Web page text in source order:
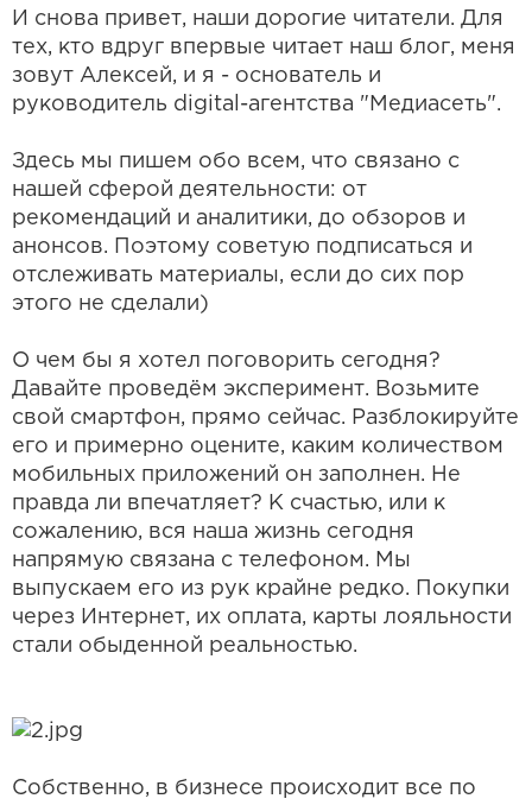
И снова привет, наши дорогие читатели. Для
тех, кто вдруг впервые читает наш блог, меня
зовут Алексей, и я - основатель и
руководитель digital-агентства "Медиасеть".
Здесь мы пишем обо всем, что связано с
нашей сферой деятельности: от
рекомендаций и аналитики, до обзоров и
анонсов. Поэтому советую подписаться и
отслеживать материалы, если до сих пор
этого не сделали)
О чем бы я хотел поговорить сегодня?
Давайте проведём эксперимент. Возьмите
свой смартфон, прямо сейчас. Разблокируйте
его и примерно оцените, каким количеством
мобильных приложений он заполнен. Не
правда ли впечатляет? К счастью, или к
сожалению, вся наша жизнь сегодня
напрямую связана с телефоном. Мы
выпускаем его из рук крайне редко. Покупки
через Интернет, их оплата, карты лояльности
стали обыденной реальностью.
Собственно, в бизнесе происходит все по